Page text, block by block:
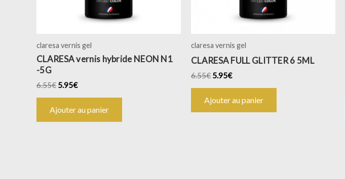
claresa vernis gel
CLARESA vernis hybride NEON N1
-5G
6.55€ 5.95€
Ajouter au panier
claresa vernis gel
CLARESA FULL GLITTER 6 5ML
6.55€ 5.95€
Ajouter au panier